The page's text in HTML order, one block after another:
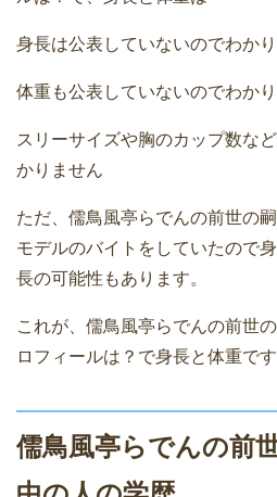
身長は公表していないのでわか
体重も公表していないのでわか
スリーサイズや胸のカップ数な
かりません
ただ、儒鳥風亭らでんの前世の
モデルのバイトをしていたので
長の可能性もあります。
これが、儒鳥風亭らでんの前世
ロフィールは？で身長と体重です
儒鳥風亭らでんの前